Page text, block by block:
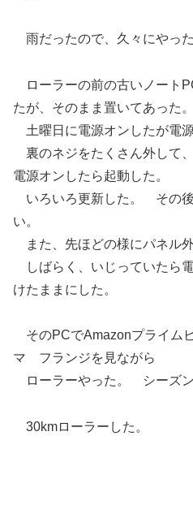
雨だったので、久々にやった
ローラーの前の古いノート
たが、そのまま置いてあった。
土曜日に電源オンしたが電源
裏のネジをたくさん外して
電源オンしたら起動した。
いろいろ更新した。 その後
い。
また、先ほどの様にパネル
しばらく、いじっていたら
けたままにした。
そのPCでAmazonプライム
マ フランジを見ながら
ローラーやった。 シーズ
30kmローラーした。